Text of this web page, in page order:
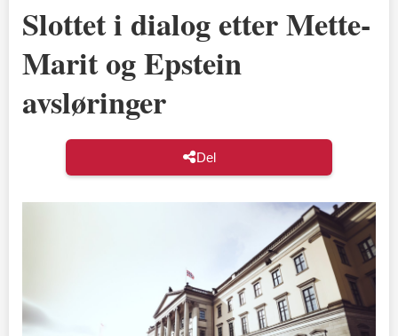
Slottet i dialog etter Mette-
Marit og Epstein
avsløringer
Del